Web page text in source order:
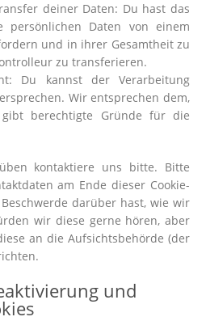
deiner Daten: Du hast das
persönlichen Daten von einem
und in ihrer Gesamtheit zu
zu transferieren.
Du kannst der Verarbeitung
Wir entsprechen dem,
berechtigte Gründe für die
kontaktiere uns bitte. Bitte
am Ende dieser Cookie-
darüber hast, wie wir
wir diese gerne hören, aber
an die Aufsichtsbehörde (der
und